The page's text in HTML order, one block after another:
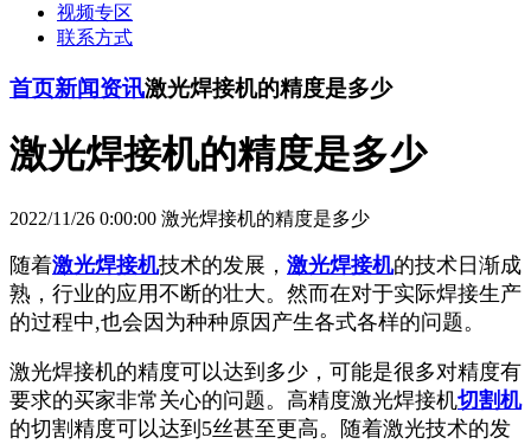
视频专区
联系方式
首页新闻资讯激光焊接机的精度是多少
激光焊接机的精度是多少
2022/11/26 0:00:00 激光焊接机的精度是多少
随着激光焊接机技术的发展， 激光焊接机的技术日渐成
熟，行业的应用不断的壮大。然而在对于实际焊接生产
的过程中,也会因为种种原因产生各式各样的问题。
激光焊接机的精度可以达到多少，可能是很多对精度有
要求的买家非常关心的问题。高精度激光焊接机切割机
的切割精度可以达到5丝甚至更高。随着激光技术的发